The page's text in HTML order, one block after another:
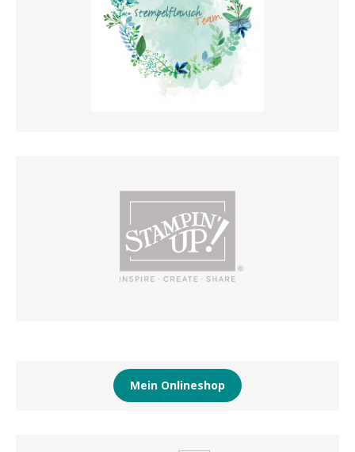
Mein Onlineshop